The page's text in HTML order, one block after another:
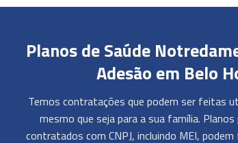
Planos de Saúde
Adesão em Belo
Temos contratações que podem ser feitas
mesmo que seja para a sua família.
contratados com CNPJ, incluindo MEI,